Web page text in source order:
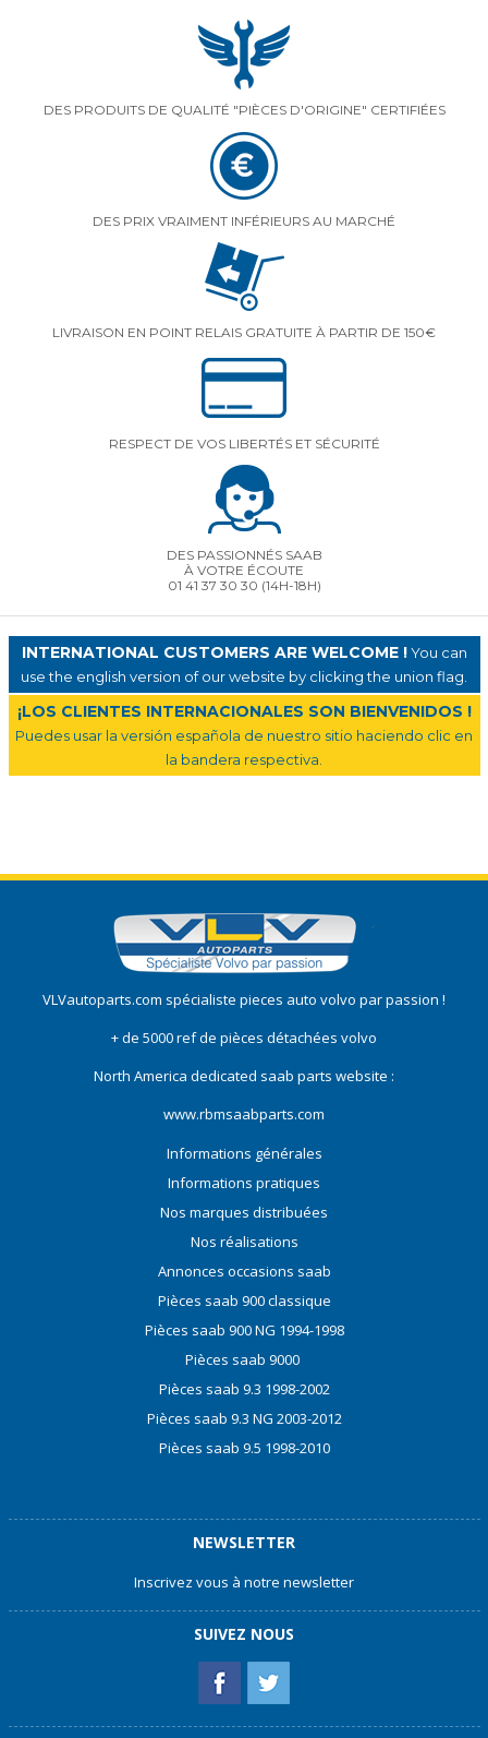
DES PRODUITS DE QUALITÉ "PIÈCES D'ORIGINE" CERTIFIÉES
DES PRIX VRAIMENT INFÉRIEURS AU MARCHÉ
LIVRAISON EN POINT RELAIS GRATUITE À PARTIR DE 150€
RESPECT DE VOS LIBERTÉS ET SÉCURITÉ
DES PASSIONNÉS SAAB
À VOTRE ÉCOUTE
01 41 37 30 30 (14H-18H)
INTERNATIONAL CUSTOMERS ARE WELCOME !You can
use the english version of our website by clicking the union flag.
¡LOS CLIENTES INTERNACIONALES SON BIENVENIDOS !
Puedes usar la versión española de nuestro sitio haciendo clic en
la bandera respectiva.
VLVautoparts.com spécialiste pieces auto volvo par passion !
+ de 5000 ref de pièces détachées volvo
North America dedicated saab parts website :
www.rbmsaabparts.com
Informations générales
Informations pratiques
Nos marques distribuées
Nos réalisations
Annonces occasions saab
Pièces saab 900 classique
Pièces saab 900 NG 1994-1998
Pièces saab 9000
Pièces saab 9.3 1998-2002
Pièces saab 9.3 NG 2003-2012
Pièces saab 9.5 1998-2010
NEWSLETTER
Inscrivez vous à notre newsletter
SUIVEZ NOUS